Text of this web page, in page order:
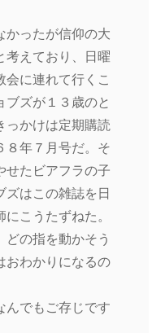
かったが信仰の大
考えており、日曜
会に連れて行くこ
ブズが１３歳のと
っかけは定期購読
８年７月号だ。そ
せたビアフラの子
ズはこの雑誌を日
こうたずねた。
どの指を動かそう
おわかりになるの
んでもご存じです